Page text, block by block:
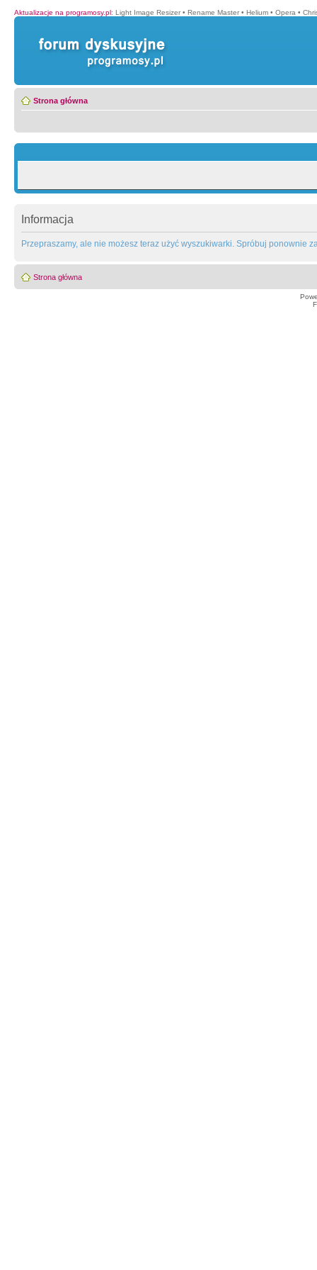
Aktualizacje na programosy.pl: Light Image Resizer • Rename Master • Helium • Opera •
Strona główna
Informacja
Przepraszamy, ale nie możesz teraz użyć wyszukiwarki. Spróbuj ponownie
Strona główna